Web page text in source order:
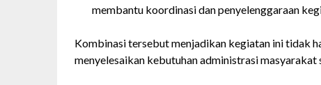
membantu koordinasi dan penyelenggaraan
Kombinasi tersebut menjadikan kegiatan ini tidak
menyelesaikan kebutuhan administrasi masyarakat